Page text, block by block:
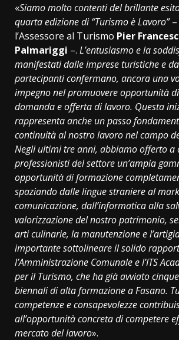
«Siamo molto contenti del brillante
quarta edizione di “Turismo è Lavoro”
l’Assessore al Turismo Pier
Palmariggi –. L’entusiasmo e la
manifestati dalle imprese turistiche e
partecipanti confermano, ancora una
impegno nel promuovere opportunità
domanda e offerta di lavoro. Questa
rappresenta anche un passo
continuità al nostro lavoro nel campo
Negli ultimi tre anni, abbiamo offerto a
professionisti del settore un’ampia
opportunità di formazione
spaziando dalle lingue straniere al
comunicazione, dall’informatica alla
valorizzazione del nostro patrimonio,
arti culinarie, la manutenzione e
importante sottolineare il solido
l’Amministrazione Comunale e l’ITS
per il Turismo, che ha già avviato
biennali di alta formazione a Fasano.
competenze e consapevolezze
all’opportunità concreta di competere
mercato del lavoro».